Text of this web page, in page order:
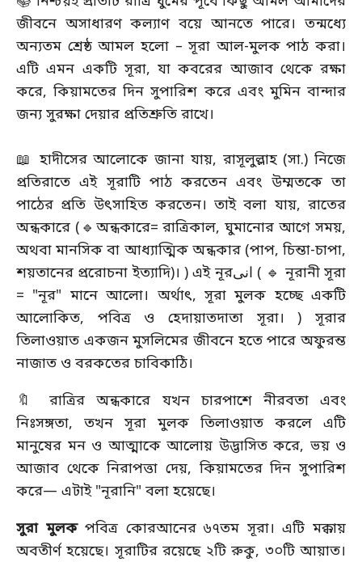
জীবনে অসাধারণ কল্যাণ বয়ে আনতে পারে। তন্মধ্যে
অন্যতম শ্রেষ্ঠ আমল হলো – সূরা আল-মুলক পাঠ করা।
এটি এমন একটি সূরা, যা কবরের আজাব থেকে রক্ষা
করে, কিয়ামতের দিন সুপারিশ করে এবং মুমিন বান্দার
জন্য সুরক্ষা দেয়ার প্রতিশ্রুতি রাখে।
📖 হাদীসের আলোকে জানা যায়, রাসূলুল্লাহ (সা.) নিজে
প্রতিরাতে এই সূরাটি পাঠ করতেন এবং উম্মতকে তা
পাঠের প্রতি উৎসাহিত করতেন। তাই বলা যায়, রাতের
অন্ধকারে (🔹অন্ধকারে= রাত্রিকাল, ঘুমানোর আগে সময়,
অথবা মানসিক বা আধ্যাত্মিক অন্ধকার (পাপ, চিন্তা-চাপা,
শয়তানের প্ররোচনা ইত্যাদি)। ) এই নূরانی ( 🔹 নূরানী সূরা
= "নূর" মানে আলো। অর্থাৎ, সূরা মুলক হচ্ছে একটি
আলোকিত, পবিত্র ও হেদায়াতদাতা সূরা। ) সূরার
তিলাওয়াত একজন মুসলিমের জীবনে হতে পারে অফুরন্ত
নাজাত ও বরকতের চাবিকাঠি।
🔖 রাত্রির অন্ধকারে যখন চারপাশে নীরবতা এবং
নিঃসঙ্গতা, তখন সূরা মুলক তিলাওয়াত করলে এটি
মানুষের মন ও আত্মাকে আলোয় উদ্ভাসিত করে, ভয় ও
আজাব থেকে নিরাপত্তা দেয়, কিয়ামতের দিন সুপারিশ
করে— এটাই "নূরানি" বলা হয়েছে।
সুরা মুলকপবিত্র কোরআনের ৬৭তম সূরা। এটি মক্কায়
অবতীর্ণ হয়েছে। সূরাটির রয়েছে ২টি রুকু, ৩০টি আয়াত।